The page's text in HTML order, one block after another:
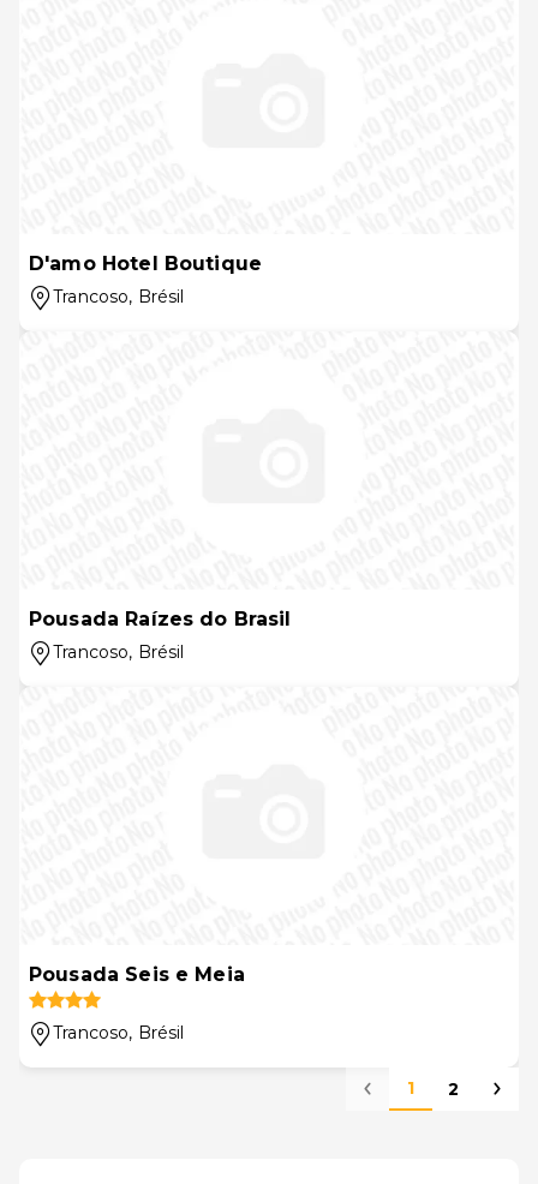
D'amo Hotel Boutique
Trancoso, Brésil
Pousada Raízes do Brasil
Trancoso, Brésil
Pousada Seis e Meia
Trancoso, Brésil
1 2